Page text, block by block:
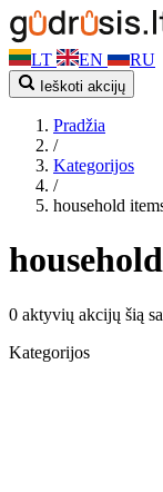
LT EN RU
Ieškoti akcijų
Pradžia
/
Kategorijos
/
household
0 aktyvių akcijų šią
Kategorijos